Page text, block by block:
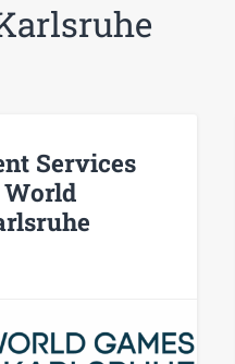
Services